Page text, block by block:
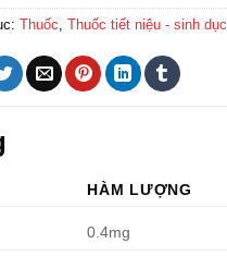
Thuốc, Thuốc tiết niệu - sinh dục
HÀM LƯỢNG
0.4mg